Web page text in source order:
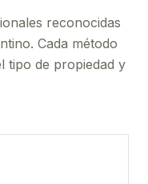
reconocidas
Cada método
tipo de propiedad y